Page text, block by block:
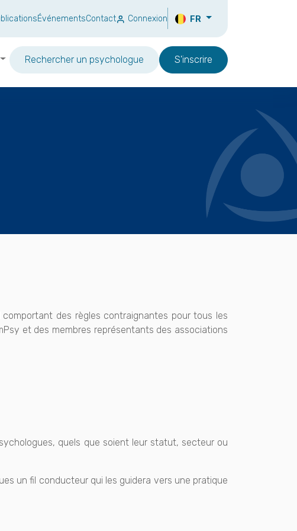
ÉvénementsContact Connexion FR
Rechercher un psychologue S'inscrire
des règles contraignantes pour tous les
et des membres représentants des associations
quels que soient leur statut, secteur ou
un fil conducteur qui les guidera vers une pratique